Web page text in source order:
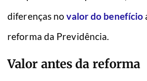
diferenças novalor do benefício
reforma da Previdência.
Valor antes da reforma